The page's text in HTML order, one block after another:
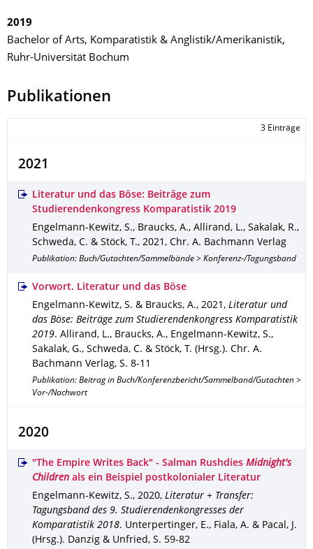
2019
Bachelor of Arts, Komparatistik & Anglistik/Amerikanistik,
Ruhr-Universität Bochum
Publikationen
3 Einträge
2021
Literatur und das Böse: Beiträge zum
Studierendenkongress Komparatistik 2019
Engelmann-Kewitz, S., Braucks, A., Allirand, L., Sakalak, R.,
Schweda, C. & Stöck, T., 2021 , Chr. A. Bachmann Verlag
Publikation: Buch/Gutachten/Sammelbände > Konferenz-/Tagungsband
Vorwort. Literatur und das Böse
Engelmann-Kewitz, S. & Braucks, A., 2021 , Literatur und
das Böse: Beiträge zum Studierendenkongress Komparatistik
2019. Allirand, L., Braucks, A., Engelmann-Kewitz, S.,
Sakalak, G., Schweda, C. & Stöck, T. (Hrsg.). Chr. A.
Bachmann Verlag, S. 8-11
Publikation: Beitrag in Buch/Konferenzbericht/Sammelband/Gutachten >
Vor-/Nachwort
2020
"The Empire Writes Back" - Salman Rushdies Midnight's
Children als ein Beispiel postkolonialer Literatur
Engelmann-Kewitz, S., 2020, Literatur + Transfer:
Tagungsband des 9. Studierendenkongresses der
Komparatistik 2018. Unterpertinger, E., Fiala, A. & Pacal, J.
(Hrsg.). Danzig & Unfried, S. 59-82